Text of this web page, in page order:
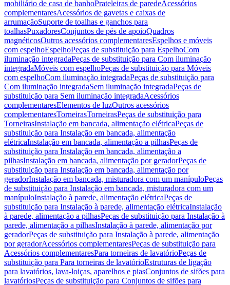
mobiliário de casa de banhoPrateleiras de paredeAcessórios
complementaresAcessórios de gavetas e caixas de
arrumaçãoSuporte de toalhas e ganchos para
toalhasPuxadoresConjuntos de pés de apoioQuadros
magnéticosOutros acessórios complementaresEspelhos e móveis
com espelhoEspelhoPeças de substituição para EspelhoCom
iluminação integradaPeças de substituição para Com iluminação
integradaMóveis com espelhoPeças de substituição para Móveis
com espelhoCom iluminação integradaPeças de substituição para
Com iluminação integradaSem iluminação integradaPeças de
substituição para Sem iluminação integradaAcessórios
complementaresElementos de luzOutros acessórios
complementaresTorneirasTorneirasPeças de substituição para
TorneirasInstalação em bancada, alimentação elétricaPeças de
substituição para Instalação em bancada, alimentação
elétricaInstalação em bancada, alimentação a pilhasPeças de
substituição para Instalação em bancada, alimentação a
pilhasInstalação em bancada, alimentação por geradorPeças de
substituição para Instalação em bancada, alimentação por
geradorInstalação em bancada, misturadora com um manípuloPeças
de substituição para Instalação em bancada, misturadora com um
manípuloInstalação à parede, alimentação elétricaPeças de
substituição para Instalação à parede, alimentação elétricaInstalação
à parede, alimentação a pilhasPeças de substituição para Instalação à
parede, alimentação a pilhasInstalação à parede, alimentação por
geradorPeças de substituição para Instalação à parede, alimentação
por geradorAcessórios complementaresPeças de substituição para
Acessórios complementaresPara torneiras de lavatórioPeças de
substituição para Para torneiras de lavatórioEstruturas de ligação
para lavatórios, lava-loiças, aparelhos e piasConjuntos de sifões para
lavatóriosPeças de substituição para Conjuntos de sifões para